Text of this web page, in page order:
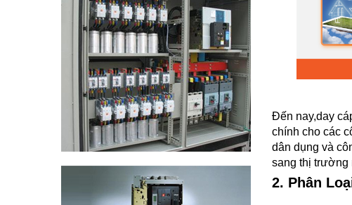
Đến nay,day
chính cho các
dân dụng và
sang thị trường
2. Phân